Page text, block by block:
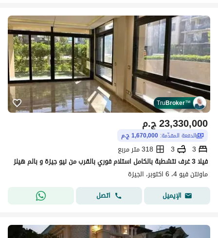
TruBroker™
ج.م23,330,000
الدفعة المقدّمة: 1,670,000 ج.م
3
3
318 متر مربع
فيلا 3 غرف نتشطبة بالكامل استلام فوري بالقرب من نيو جيزة و بالم هيلز
ماونتن فيو 4، 6 اكتوبر، الجيزة
الإيميل
اتصل